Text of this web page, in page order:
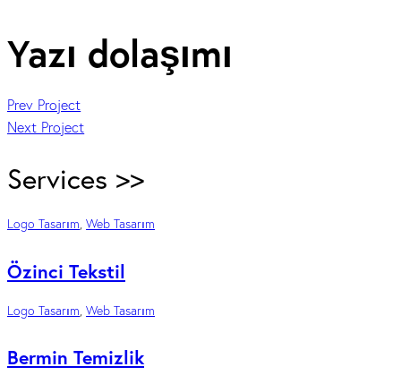
Yazı dolaşımı
Prev Project
Next Project
Services >>
Logo Tasarım, Web Tasarım
Özinci Tekstil
Logo Tasarım Web Tasarım
Bermin Temizlik